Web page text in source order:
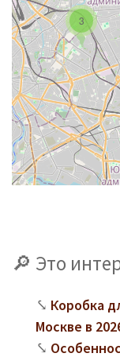
3
Это
Коробка
Москве в